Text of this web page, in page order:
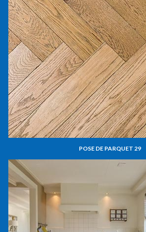
POSE DE PARQUET 29